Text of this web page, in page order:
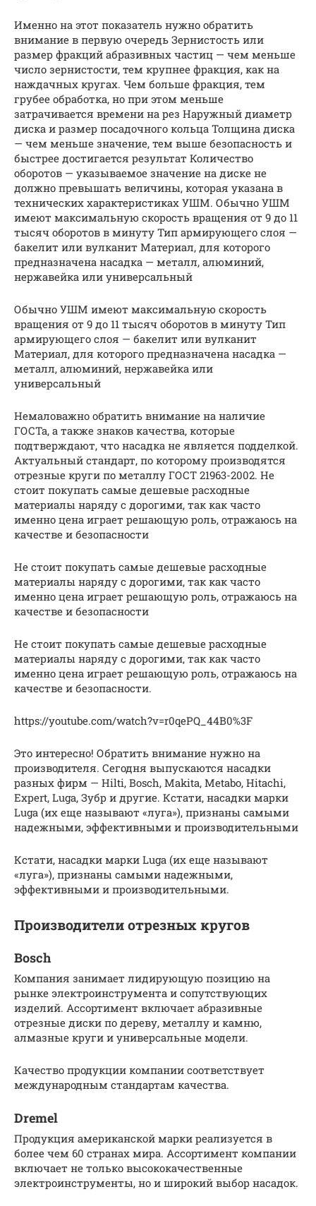
Именно на этот показатель нужно обратить
внимание в первую очередь Зернистость или
размер фракций абразивных частиц — чем меньше
число зернистости, тем крупнее фракция, как на
наждачных кругах. Чем больше фракция, тем
грубее обработка, но при этом меньше
затрачивается времени на рез Наружный диаметр
диска и размер посадочного кольца Толщина диска
— чем меньше значение, тем выше безопасность и
быстрее достигается результат Количество
оборотов — указываемое значение на диске не
должно превышать величины, которая указана в
технических характеристиках УШМ. Обычно УШМ
имеют максимальную скорость вращения от 9 до 11
тысяч оборотов в минуту Тип армирующего слоя —
бакелит или вулканит Материал, для которого
предназначена насадка — металл, алюминий,
нержавейка или универсальный
Обычно УШМ имеют максимальную скорость
вращения от 9 до 11 тысяч оборотов в минуту Тип
армирующего слоя — бакелит или вулканит
Материал, для которого предназначена насадка —
металл, алюминий, нержавейка или
универсальный
Немаловажно обратить внимание на наличие
ГОСТа, а также знаков качества, которые
подтверждают, что насадка не является подделкой.
Актуальный стандарт, по которому производятся
отрезные круги по металлу ГОСТ 21963-2002. Не
стоит покупать самые дешевые расходные
материалы наряду с дорогими, так как часто
именно цена играет решающую роль, отражаюсь на
качестве и безопасности
Не стоит покупать самые дешевые расходные
материалы наряду с дорогими, так как часто
именно цена играет решающую роль, отражаюсь на
качестве и безопасности
Не стоит покупать самые дешевые расходные
материалы наряду с дорогими, так как часто
именно цена играет решающую роль, отражаюсь на
качестве и безопасности.
https://youtube.com/watch?v=r0qePQ_44B0%3F
Это интересно! Обратить внимание нужно на
производителя. Сегодня выпускаются насадки
разных фирм — Hilti, Bosch, Makita, Metabo, Hitachi,
Expert, Luga, Зубр и другие. Кстати, насадки марки
Luga (их еще называют «луга»), признаны самыми
надежными, эффективными и производительными
Кстати, насадки марки Luga (их еще называют
«луга»), признаны самыми надежными,
эффективными и производительными.
Производители отрезных кругов
Bosch
Компания занимает лидирующую позицию на
рынке электроинструмента и сопутствующих
изделий. Ассортимент включает абразивные
отрезные диски по дереву, металлу и камню,
алмазные круги и универсальные модели.
Качество продукции компании соответствует
международным стандартам качества.
Dremel
Продукция американской марки реализуется в
более чем 60 странах мира. Ассортимент компании
включает не только высококачественные
электроинструменты, но и широкий выбор насадок.